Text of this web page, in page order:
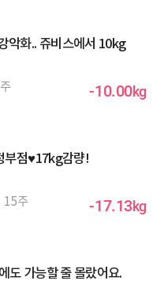
화.. 쥬비스에서 10kg
-10.00kg
부점♥️17kg감량!
15주 -17.13kg
도 가능할 줄 몰랐어요.